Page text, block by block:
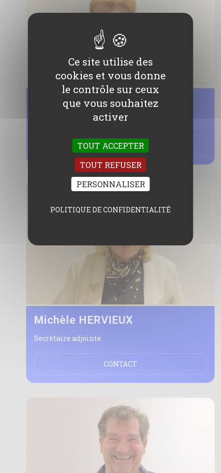
Marina BAUDOUIN
Trésorière du Club
CONTACT
Michèle HERVIEUX
Secrétaire adjointe
CONTACT
Ce site utilise des
cookies et vous donne
le contrôle sur ceux
que vous souhaitez
activer
TOUT ACCEPTER
TOUT REFUSER
PERSONNALISER
POLITIQUE DE CONFIDENTIALITÉ